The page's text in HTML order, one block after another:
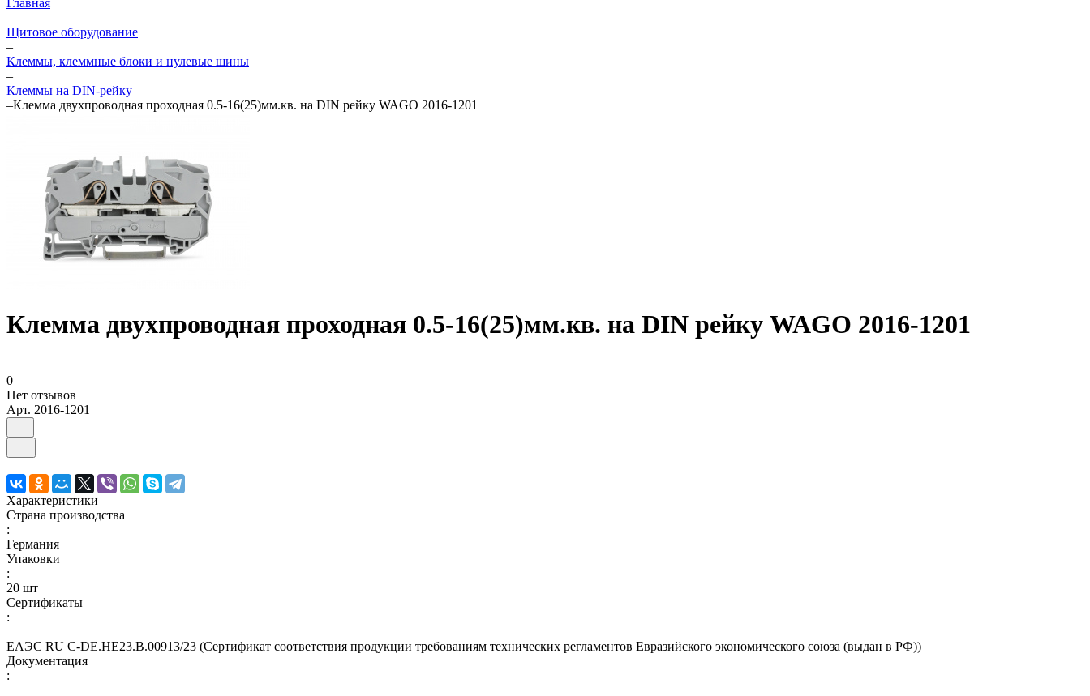
Главная
–
Щитовое оборудование
–
Клеммы, клеммные блоки и нулевые шины
–
Клеммы на DIN-рейку
–Клемма двухпроводная проходная 0.5-16(25)мм.кв. на DIN рейку WAGO 2016-1201
Клемма двухпроводная проходная 0.5-16(25)мм.кв. на DIN рейку WAGO 2016-1201
0
Нет отзывов
Арт. 2016-1201
Характеристики
Страна производства
:
Германия
Упаковки
:
20 шт
Сертификаты
:
ЕАЭС RU С-DE.НЕ23.В.00913/23 (Сертификат соответствия продукции требованиям технических регламентов Евразийского экономического союза (выдан в РФ))
Документация
: